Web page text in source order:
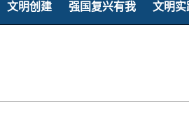
文明创建 强国复兴有我 文明实